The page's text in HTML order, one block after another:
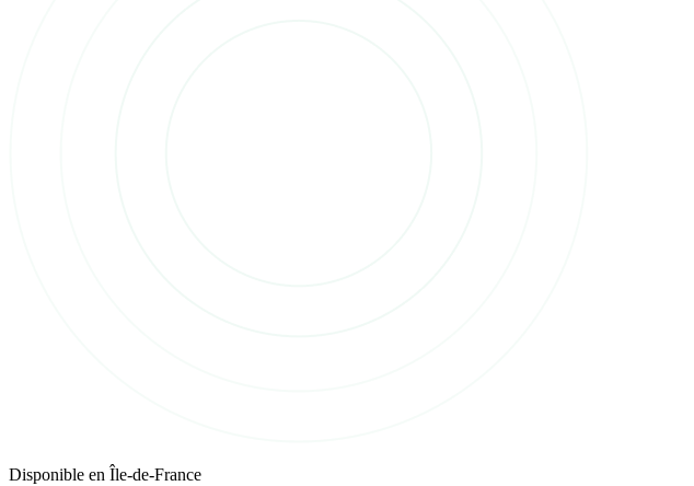
Disponible en Île-de-France